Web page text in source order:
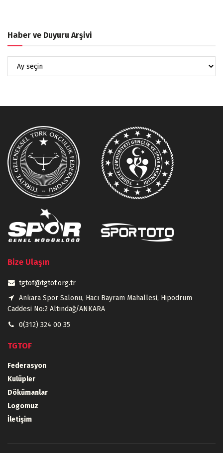
Haber ve Duyuru Arşivi
Bize Ulaşın
tgtof@tgtof.org.tr
Ankara Spor Salonu, Hacı Bayram Mahallesi, Hipodrum
Caddesi No:2 Altındağ/ANKARA
0(312) 324 00 35
TGTOF
Federasyon
Kulüpler
Dökümanlar
Logomuz
İletişim